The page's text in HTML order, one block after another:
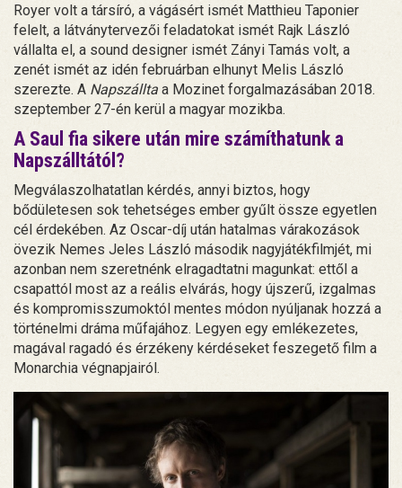
Royer volt a társíró, a vágásért ismét Matthieu Taponier
felelt, a látványtervezői feladatokat ismét Rajk László
vállalta el, a sound designer ismét Zányi Tamás volt, a
zenét ismét az idén februárban elhunyt Melis László
szerezte. A Napszállta a Mozinet forgalmazásában 2018.
szeptember 27-én kerül a magyar mozikba.
A Saul fia sikere után mire számíthatunk a
Napszálltától?
Megválaszolhatatlan kérdés, annyi biztos, hogy
bődületesen sok tehetséges ember gyűlt össze egyetlen
cél érdekében. Az Oscar-díj után hatalmas várakozások
övezik Nemes Jeles László második nagyjátékfilmjét, mi
azonban nem szeretnénk elragadtatni magunkat: ettől a
csapattól most az a reális elvárás, hogy újszerű, izgalmas
és kompromisszumoktól mentes módon nyúljanak hozzá a
történelmi dráma műfajához. Legyen egy emlékezetes,
magával ragadó és érzékeny kérdéseket feszegető film a
Monarchia végnapjairól.